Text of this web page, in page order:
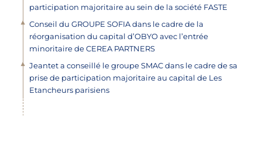
participation majoritaire au sein de la société FASTE
Conseil du GROUPE SOFIA dans le cadre de la
réorganisation du capital d’OBYO avec l’entrée
minoritaire de CEREA PARTNERS
Jeantet a conseillé le groupe SMAC dans le cadre de sa
prise de participation majoritaire au capital de Les
Etancheurs parisiens